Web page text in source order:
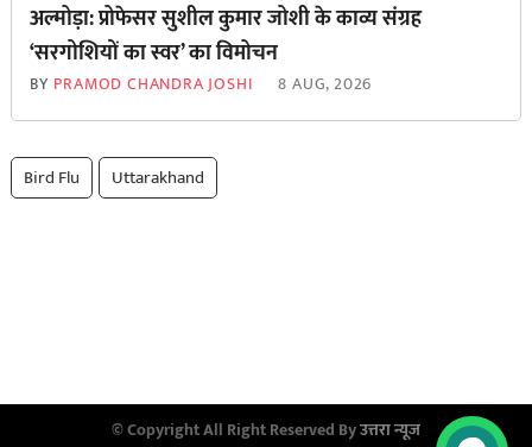
अल्मोड़ा: प्रोफेसर सुशील कुमार जोशी के काव्य संग्रह
‘सरगोशियों का स्वर’ का विमोचन
BY PRAMOD CHANDRA JOSHI 8 AUG, 2026
Bird Flu Uttarakhand
© Copyright All Right Reserved Byउत्तरा न्यूज